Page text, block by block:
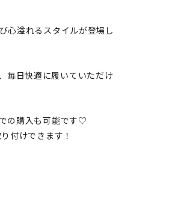
心溢れるスタイルが登場し
毎日快適に履いていただけ
の購入も可能です♡
付けできます！